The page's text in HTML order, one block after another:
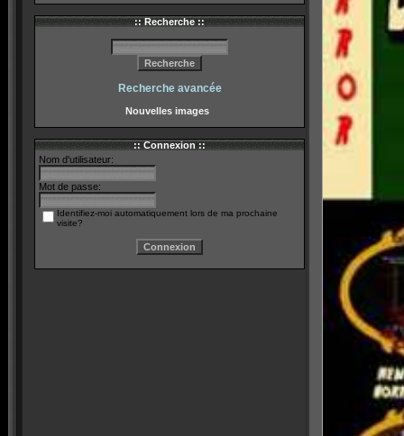
:: Recherche ::
Recherche avancée
Nouvelles images
:: Connexion ::
Nom d'utilisateur:
Mot de passe:
Identifiez-moi automatiquement lors de ma prochaine
visite?